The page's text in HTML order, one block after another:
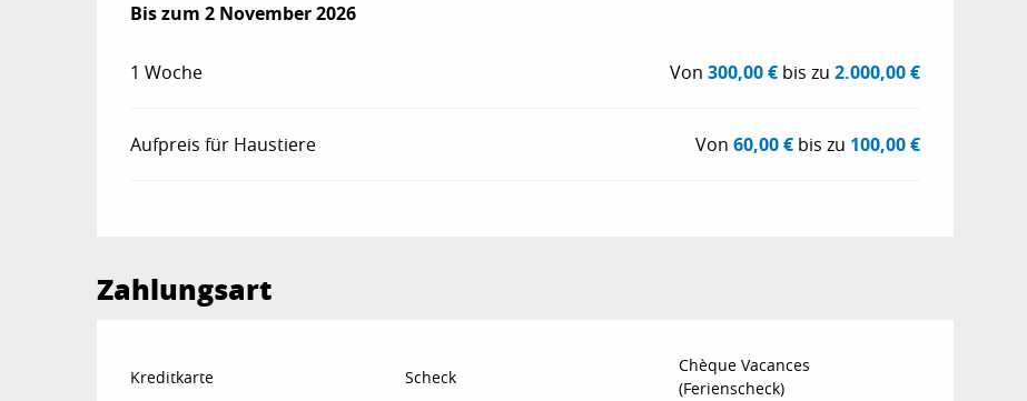
ab28 März 2026bis zum2 November 2026
Bis zum 2 November 2026
1 Woche Von300,00 € bis zu2.000,00 €
Aufpreis für Haustiere Von60,00 € bis zu 100,00 €
Zahlungsart
Kreditkarte Scheck
Chèque Vacances
(Ferienscheck)